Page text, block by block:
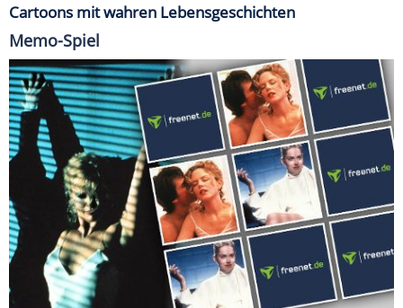
Cartoons mit wahren Lebensgeschichten
Memo-Spiel